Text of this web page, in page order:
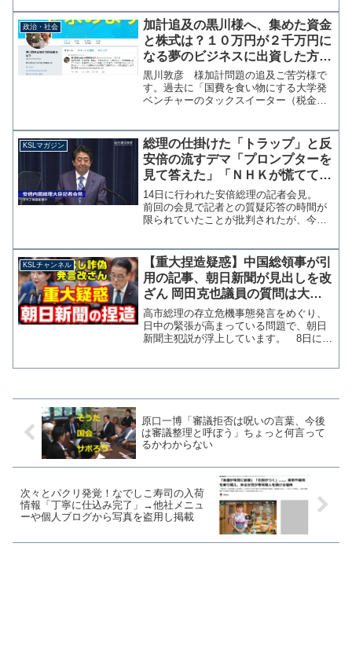
の方はRT#DOJ 木原記者「このタイミ
ングでのペロシ議長...
政治・社会
加計追及の黒川様へ、集めた資金
と株式は？１０万円が２千万円に
なる夢のビジネスに出資した方か
らの質問
黒川敦彦 様加計問題の追及ご苦労様で
す。過去に「国費を食い物にする大学発
ベンチャーのタックスイーター（税金喰
的を広げていることは誠に残念でありま
す。参考：事実歪曲、報道...
KSLマガジン
総理の仕掛けた「トラップ」と反
安倍の流すデマ「プロンプターを
見て答えた」「ＮＨＫが慌てて放
送を打ち切った」【KSLマガジン
vol.11】
14日に行われた安倍総理の記者会見。
前回の会見で記者との質疑応答の時間が
限られていたことが批判されたが、今回
大手マスコミは「成果」として勝ち誇っ
ているが、この反応は...
KSLチャンネル
【重大捏造疑惑】中国総領事が引
用の記事、朝日新聞が見出しを改
ざん 岡田克也議員の質問は大幅
カットしてなかったことに【KSL
チャンネル】
高市総理の存立危機事態発言をめぐり、
日中の緊張が高まっている問題で、朝日
新聞主犯説が浮上しています。 8日に薛
原口一博「審議拒否は呪いの言葉、今後
は審議整理と呼ぼう」ちょっと何言って
るかわからない
次々とパクリ発覚！なでしこ寿司の入荷
情報「丁寧に仕込み完了」→他社メニュ
ーや個人ブログから写真を盗用し掲載